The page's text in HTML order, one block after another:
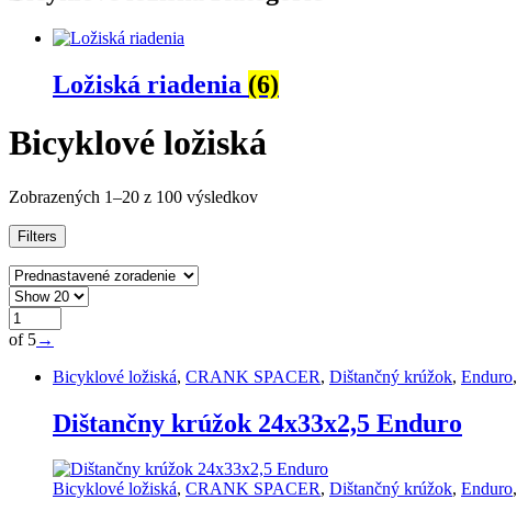
Ložiská riadenia (6)
Bicyklové ložiská
Zobrazených 1–20 z 100 výsledkov
Filters
of 5→
Bicyklové ložiská, CRANK SPACER, Dištančný krúžok, Enduro,
Dištančny krúžok 24x33x2,5 Enduro
Bicyklové ložiská, CRANK SPACER, Dištančný krúžok, Enduro,